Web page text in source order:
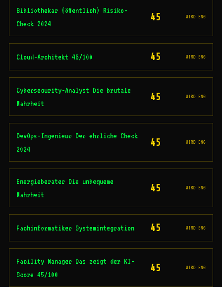
Bibliothekar (öffentlich) Risiko-
Check 2024
45 WIRD ENG
Cloud-Architekt 45/100 45 WIRD ENG
Cybersecurity-Analyst Die brutale
Wahrheit
45 WIRD ENG
DevOps-Ingenieur Der ehrliche Check
2024
45 WIRD ENG
Energieberater Die unbequeme
Wahrheit
45 WIRD ENG
Fachinformatiker Systemintegration 45 WIRD ENG
Facility Manager Das zeigt der KI-
Score 45/100
45 WIRD ENG